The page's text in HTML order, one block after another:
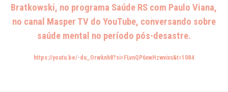
Bratkowski, no programa Saúde RS com Paulo Viana,
no canal Masper TV do YouTube, conversando sobre
saúde mental no período pós-desastre.
https://youtu.be/-du_Orwknh8?si=FLvnQP6xwHzwvixs&t=1084